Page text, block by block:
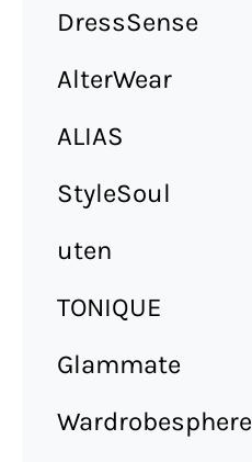
DressSense
AlterWear
ALIAS
StyleSoul
uten
TONIQUE
Glammate
Wardrobesphere